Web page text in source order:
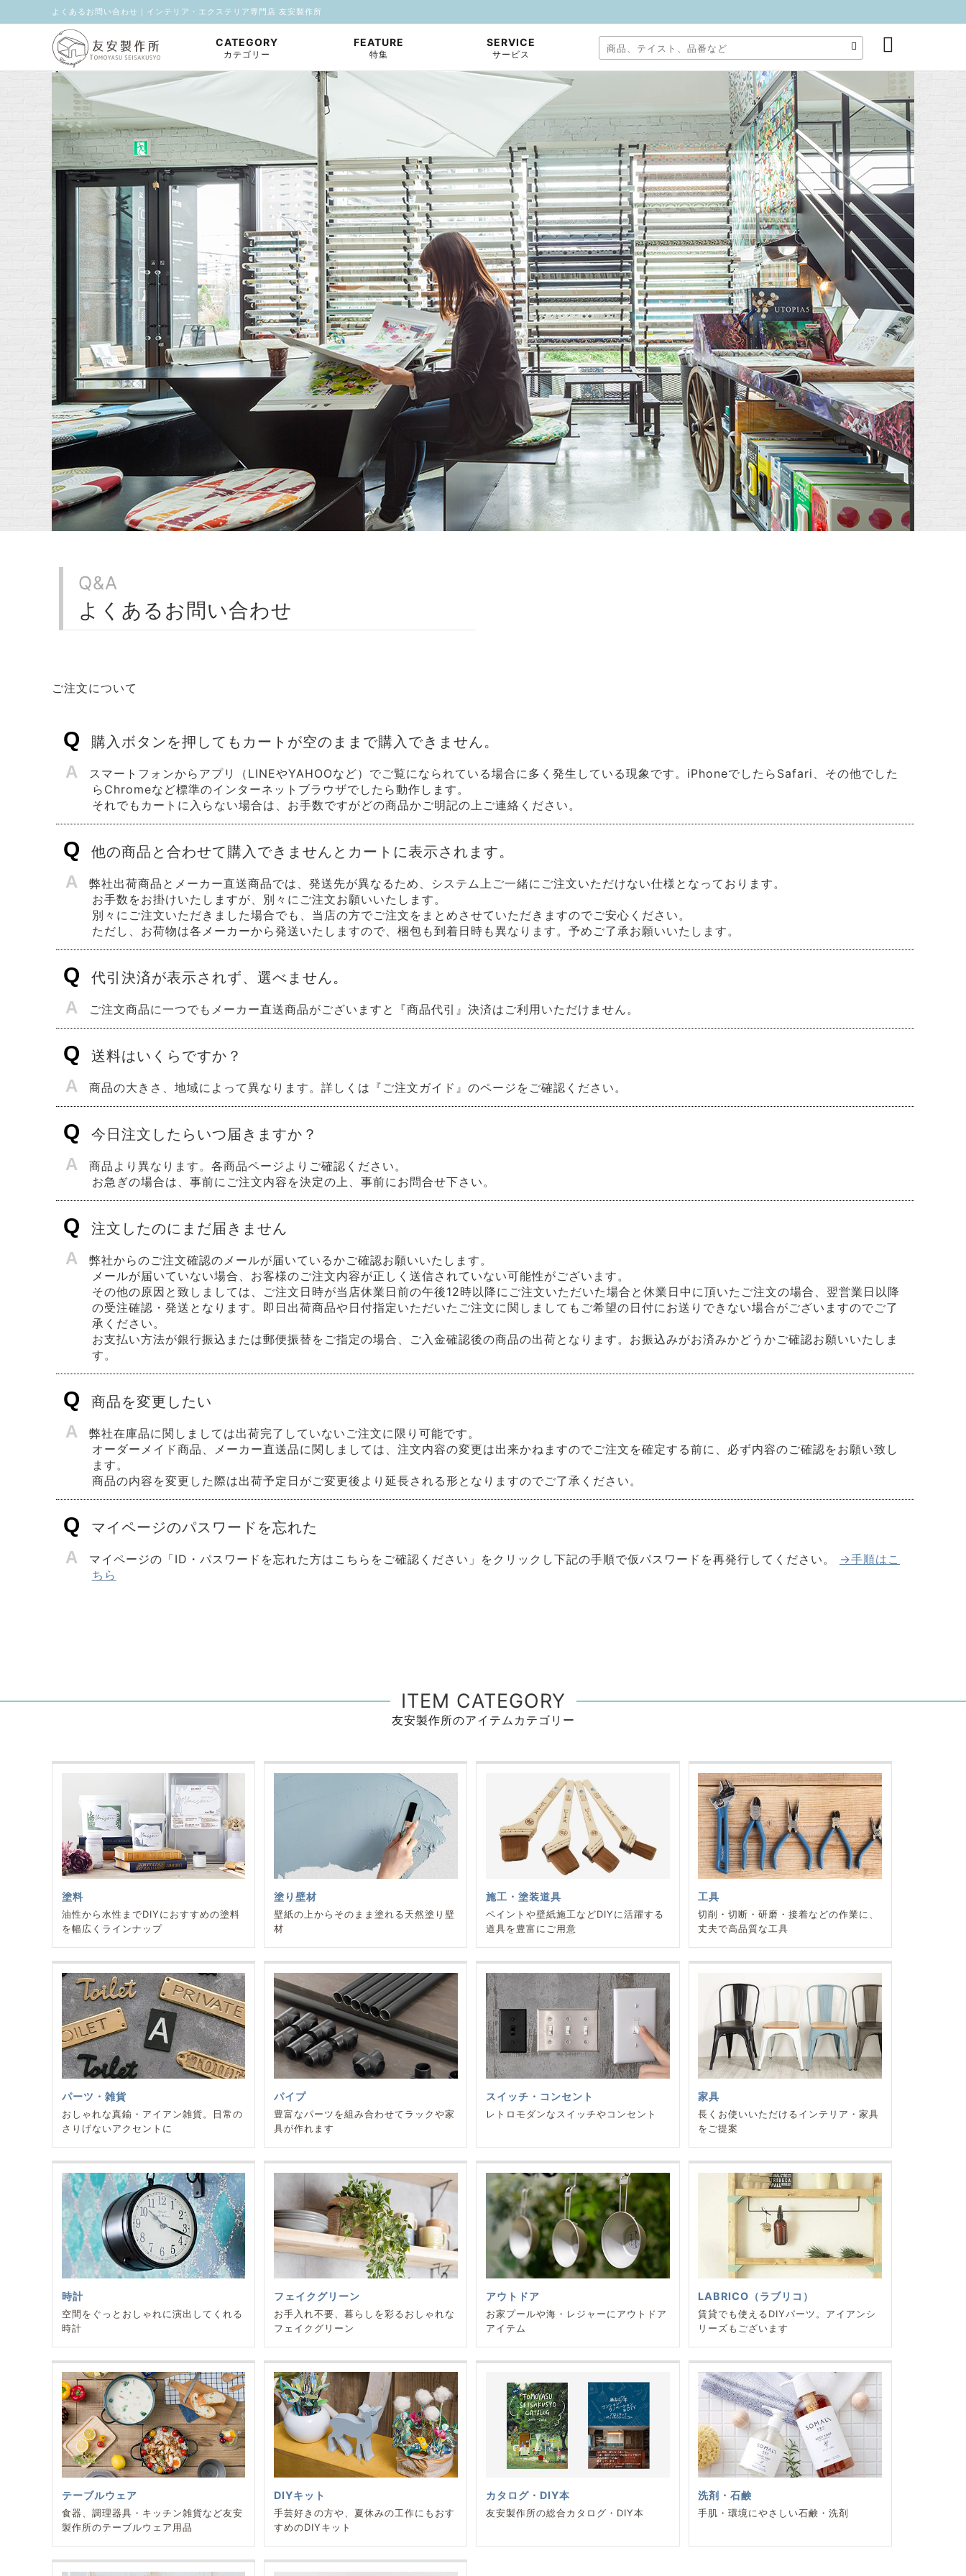
よくあるお問い合わせ｜インテリア・エクステリア専門店 友安製作所
CATEGORY
カテゴリー
FEATURE
特集
SERVICE
サービス
Q&A
よくあるお問い合わせ
ご注文について
Q 購入ボタンを押してもカートが空のままで購入できません。
A
スマートフォンからアプリ（LINEやYAHOOなど）でご覧になられている場合に多く発生している現象です。iPhoneでしたらSafari、その他でした
らChromeなど標準のインターネットブラウザでしたら動作します。
それでもカートに入らない場合は、お手数ですがどの商品かご明記の上ご連絡ください。
Q 他の商品と合わせて購入できませんとカートに表示されます。
A
弊社出荷商品とメーカー直送商品では、発送先が異なるため、システム上ご一緒にご注文いただけない仕様となっております。
お手数をお掛けいたしますが、別々にご注文お願いいたします。
別々にご注文いただきました場合でも、当店の方でご注文をまとめさせていただきますのでご安心ください。
ただし、お荷物は各メーカーから発送いたしますので、梱包も到着日時も異なります。予めご了承お願いいたします。
Q 代引決済が表示されず、選べません。
A ご注文商品に一つでもメーカー直送商品がございますと『商品代引』決済はご利用いただけません。
Q 送料はいくらですか？
A 商品の大きさ、地域によって異なります。詳しくは『ご注文ガイド』のページをご確認ください。
Q 今日注文したらいつ届きますか？
A
商品より異なります。各商品ページよりご確認ください。
お急ぎの場合は、事前にご注文内容を決定の上、事前にお問合せ下さい。
Q 注文したのにまだ届きません
A
弊社からのご注文確認のメールが届いているかご確認お願いいたします。
メールが届いていない場合、お客様のご注文内容が正しく送信されていない可能性がございます。
その他の原因と致しましては、ご注文日時が当店休業日前の午後12時以降にご注文いただいた場合と休業日中に頂いたご注文の場合、翌営業日以降
の受注確認・発送となります。即日出荷商品や日付指定いただいたご注文に関しましてもご希望の日付にお送りできない場合がございますのでご了
承ください。
お支払い方法が銀行振込または郵便振替をご指定の場合、ご入金確認後の商品の出荷となります。お振込みがお済みかどうかご確認お願いいたしま
す。
Q 商品を変更したい
A
弊社在庫品に関しましては出荷完了していないご注文に限り可能です。
オーダーメイド商品、メーカー直送品に関しましては、注文内容の変更は出来かねますのでご注文を確定する前に、必ず内容のご確認をお願い致し
ます。
商品の内容を変更した際は出荷予定日がご変更後より延長される形となりますのでご了承ください。
Q マイページのパスワードを忘れた
A マイページの「ID・パスワードを忘れた方はこちらをご確認ください」をクリックし下記の手順で仮パスワードを再発行してください。 →手順はこ
ちら
ITEM CATEGORY
友安製作所のアイテムカテゴリー
塗料
油性から水性までDIYにおすすめの塗料
を幅広くラインナップ
塗り壁材
壁紙の上からそのまま塗れる天然塗り壁
材
施工・塗装道具
ペイントや壁紙施工などDIYに活躍する
道具を豊富にご用意
工具
切削・切断・研磨・接着などの作業に、
丈夫で高品質な工具
パーツ・雑貨
おしゃれな真鍮・アイアン雑貨。日常の
さりげないアクセントに
パイプ
豊富なパーツを組み合わせてラックや家
具が作れます
スイッチ・コンセント
レトロモダンなスイッチやコンセント
家具
長くお使いいただけるインテリア・家具
をご提案
時計
空間をぐっとおしゃれに演出してくれる
時計
フェイクグリーン
お手入れ不要、暮らしを彩るおしゃれな
フェイクグリーン
アウトドア
お家プールや海・レジャーにアウトドア
アイテム
LABRICO（ラブリコ）
賃貸でも使えるDIYパーツ。アイアンシ
リーズもございます
テーブルウェア
食器、調理器具・キッチン雑貨など友安
製作所のテーブルウェア用品
DIYキット
手芸好きの方や、夏休みの工作にもおす
すめのDIYキット
カタログ・DIY本
友安製作所の総合カタログ・DIY本
洗剤・石鹸
手肌・環境にやさしい石鹸・洗剤